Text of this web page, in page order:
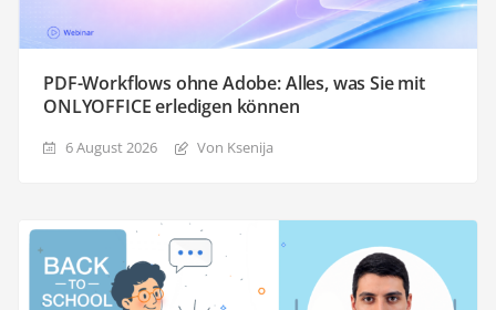
PDF-Workflows ohne Adobe: Alles, was Sie mit
ONLYOFFICE erledigen können
6 August 2026 Von Ksenija